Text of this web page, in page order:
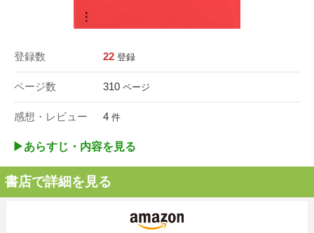
登録数 22 登録
ページ数 310 ページ
感想・レビュー 4 件
▶︎あらすじ・内容を見る
書店で詳細を見る